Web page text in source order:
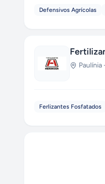
Defensivos Agrícolas
Paulínia
Ferlizantes Fosfatados